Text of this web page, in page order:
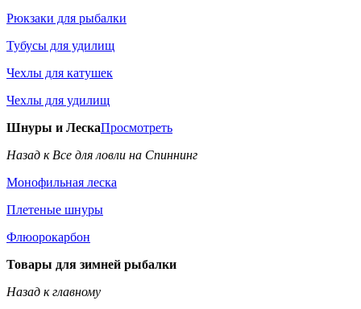
Рюкзаки для рыбалки
Тубусы для удилищ
Чехлы для катушек
Чехлы для удилищ
Шнуры и ЛескаПросмотреть
Назад к Все для ловли на Спиннинг
Монофильная леска
Плетеные шнуры
Флюорокарбон
Товары для зимней рыбалки
Назад к главному